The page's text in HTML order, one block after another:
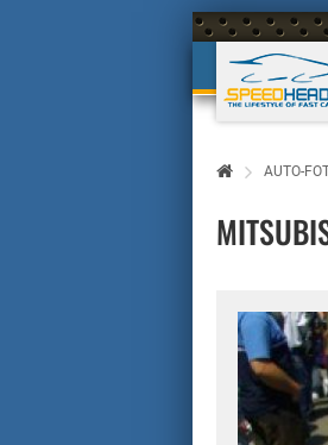
AUTO-